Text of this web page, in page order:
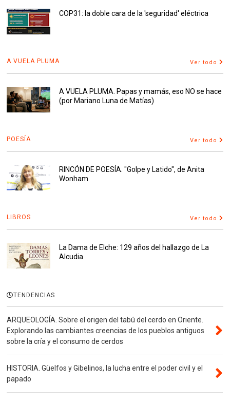
COP31: la doble cara de la 'seguridad' eléctrica
A VUELA PLUMA Ver todo
A VUELA PLUMA. Papas y mamás, eso NO se hace
(por Mariano Luna de Matías)
POESÍA Ver todo
RINCÓN DE POESÍA. "Golpe y Latido", de Anita
Wonham
LIBROS Ver todo
La Dama de Elche: 129 años del hallazgo de La
Alcudia
TENDENCIAS
ARQUEOLOGÍA. Sobre el origen del tabú del cerdo en Oriente.
Explorando las cambiantes creencias de los pueblos antiguos
sobre la cría y el consumo de cerdos
HISTORIA. Güelfos y Gibelinos, la lucha entre el poder civil y el
papado